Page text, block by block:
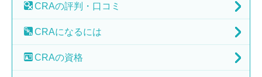
CRAの評判・口コミ
CRAになるには
CRAの資格